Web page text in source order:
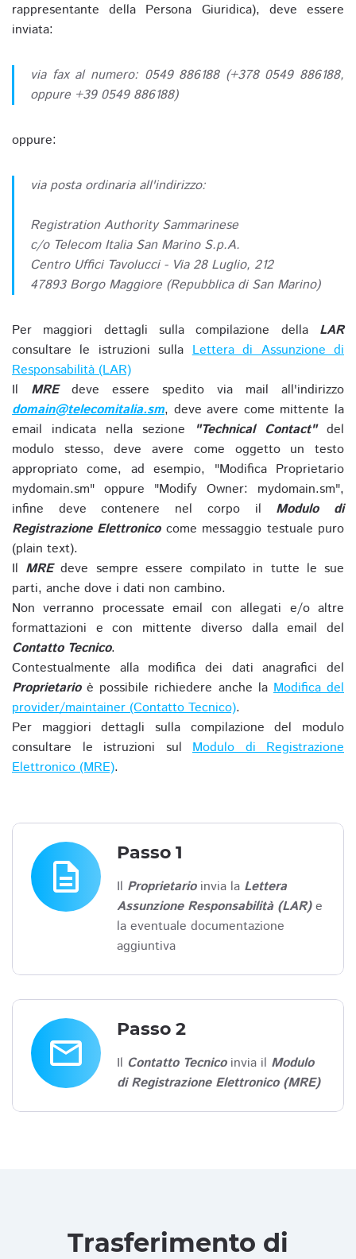
rappresentante della Persona Giuridica), deve essere
inviata:
via fax al numero: 0549 886188 (+378 0549 886188,
oppure +39 0549 886188)
oppure:
via posta ordinaria all'indirizzo:
Registration Authority Sammarinese
c/o Telecom Italia San Marino S.p.A.
Centro Uffici Tavolucci - Via 28 Luglio, 212
47893 Borgo Maggiore (Repubblica di San Marino)
Per maggiori dettagli sulla compilazione della LAR
consultare le istruzioni sullaLettera di Assunzione di
Responsabilità (LAR)
Il MREdeve essere spedito via mail all'indirizzo
domain@telecomitalia.sm, deve avere come mittente la
email indicata nella sezione
"Technical Contact"del
modulo stesso, deve avere come oggetto un testo
appropriato come, ad esempio, "Modifica Proprietario
mydomain.sm" oppure "Modify Owner: mydomain.sm",
infine deve contenere nel corpo il Modulo di
Registrazione Elettronicocome messaggio testuale puro
(plain text).
Il MREdeve sempre essere compilato in tutte le sue
parti, anche dove i dati non cambino.
Non verranno processate email con allegati e/o altre
formattazioni e con mittente diverso dalla email del
Contatto Tecnico.
Contestualmente alla modifica dei dati anagrafici del
Proprietarioè possibile richiedere anche laModifica del
provider/maintainer (Contatto Tecnico).
Per maggiori dettagli sulla compilazione del modulo
consultare le istruzioni sul Modulo di Registrazione
Elettronico (MRE).
description
Passo 1
Il Proprietarioinvia la Lettera
Assunzione Responsabilità (LAR)e
la eventuale documentazione
aggiuntiva
email
Passo 2
Il Contatto Tecnicoinvia il Modulo
di Registrazione Elettronico (MRE)
Trasferimento di